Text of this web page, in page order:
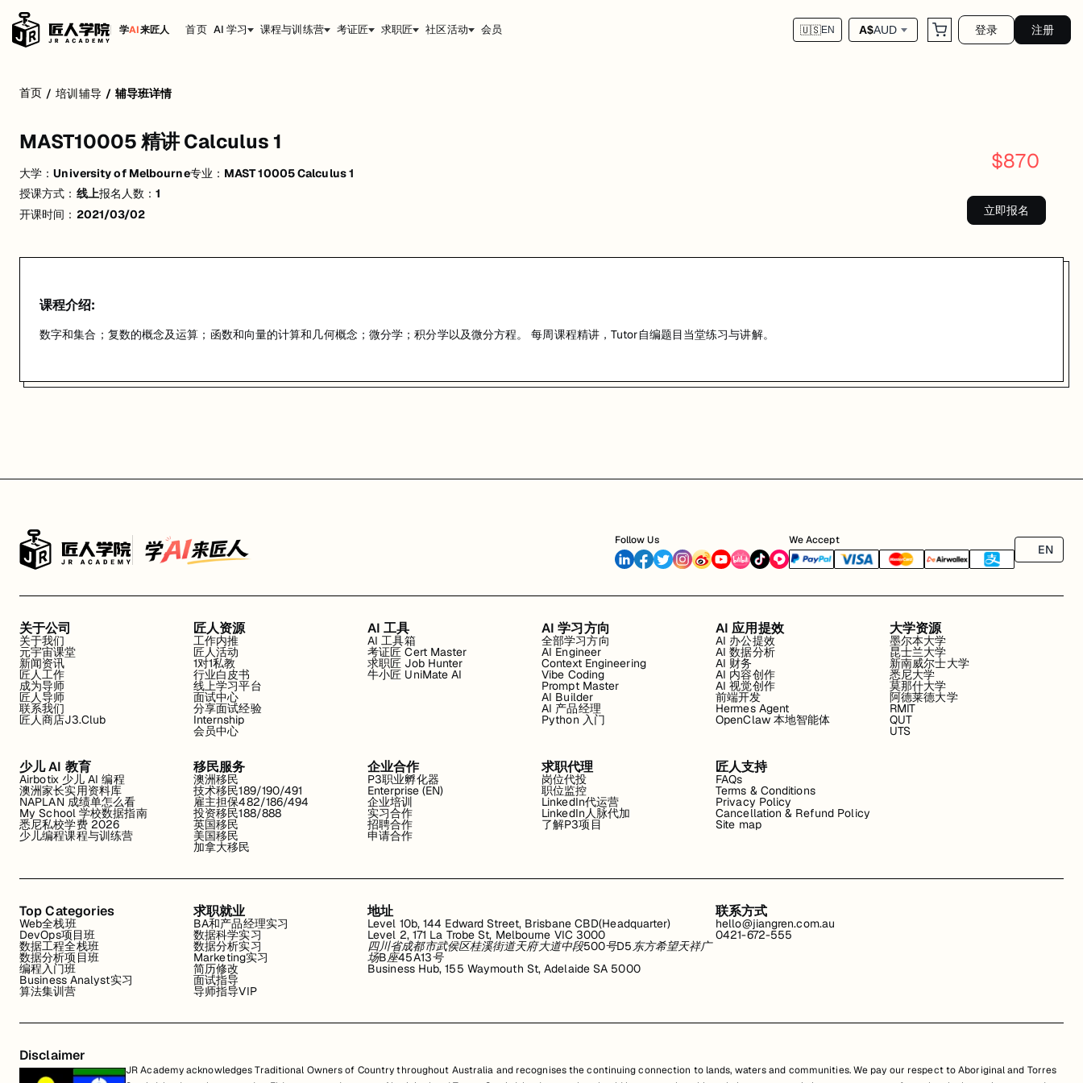
学AI来匠人 首页 AI 学习 课程与训练营 考证匠 求职匠 社区活动 会员 🇺🇸EN A$AUD 登录 注册
MAST10005 精讲 Calculus 1
活动形式: 线上
开始日期: 2021/3/2
已有 1 名同学报名参加
首页 / 培训辅导 / 辅导班详情
MAST10005 精讲 Calculus 1
大学：University of Melbourne专业： MAST 10005 Calculus 1
授课方式： 线上报名人数：1
开课时间： 2021/03/02
$870
立即报名
课程介绍:
数字和集合；复数的概念及运算；函数和向量的计算和几何概念；微分学；积分学以及微分方程。 每周课程精讲，Tutor自编题目当堂练习与讲解。
Follow Us We Accept
EN
关于公司
关于我们
元宇宙课堂
新闻资讯
匠人工作
成为导师
匠人导师
联系我们
匠人商店J3.Club
匠人资源
工作内推
匠人活动
1对1私教
行业白皮书
线上学习平台
面试中心
分享面试经验
Internship
会员中心
AI 工具
AI 工具箱
考证匠 Cert Master
求职匠 Job Hunter
牛小匠 UniMate AI
AI 学习方向
全部学习方向
AI Engineer
Context Engineering
Vibe Coding
Prompt Master
AI Builder
AI 产品经理
Python 入门
AI 应用提效
AI 办公提效
AI 数据分析
AI 财务
AI 内容创作
AI 视觉创作
前端开发
Hermes Agent
OpenClaw 本地智能体
大学资源
墨尔本大学
昆士兰大学
新南威尔士大学
悉尼大学
莫那什大学
阿德莱德大学
RMIT
QUT
UTS
少儿 AI 教育
Airbotix 少儿 AI 编程
澳洲家长实用资料库
NAPLAN 成绩单怎么看
My School 学校数据指南
悉尼私校学费 2026
少儿编程课程与训练营
移民服务
澳洲移民
技术移民189/190/491
雇主担保482/186/494
投资移民188/888
英国移民
美国移民
加拿大移民
企业合作
P3职业孵化器
Enterprise (EN)
企业培训
实习合作
招聘合作
申请合作
求职代理
岗位代投
职位监控
LinkedIn代运营
LinkedIn人脉代加
了解P3项目
匠人支持
FAQs
Terms & Conditions
Privacy Policy
Cancellation & Refund Policy
Site map
Top Categories
Web全栈班
DevOps项目班
数据工程全栈班
数据分析项目班
编程入门班
Business Analyst实习
算法集训营
求职就业
BA和产品经理实习
数据科学实习
数据分析实习
Marketing实习
简历修改
面试指导
导师指导VIP
地址
Level 10b, 144 Edward Street, Brisbane CBD(Headquarter)
Level 2, 171 La Trobe St, Melbourne VIC 3000
四川省成都市武侯区桂溪街道天府大道中段500号D5东方希望天祥广
场B座45A13号
Business Hub, 155 Waymouth St, Adelaide SA 5000
联系方式
hello@jiangren.com.au
0421-672-555
Disclaimer
JR Academy acknowledges Traditional Owners of Country throughout Australia and recognises the continuing connection to lands, waters and communities. We pay our respect to Aboriginal and Torres